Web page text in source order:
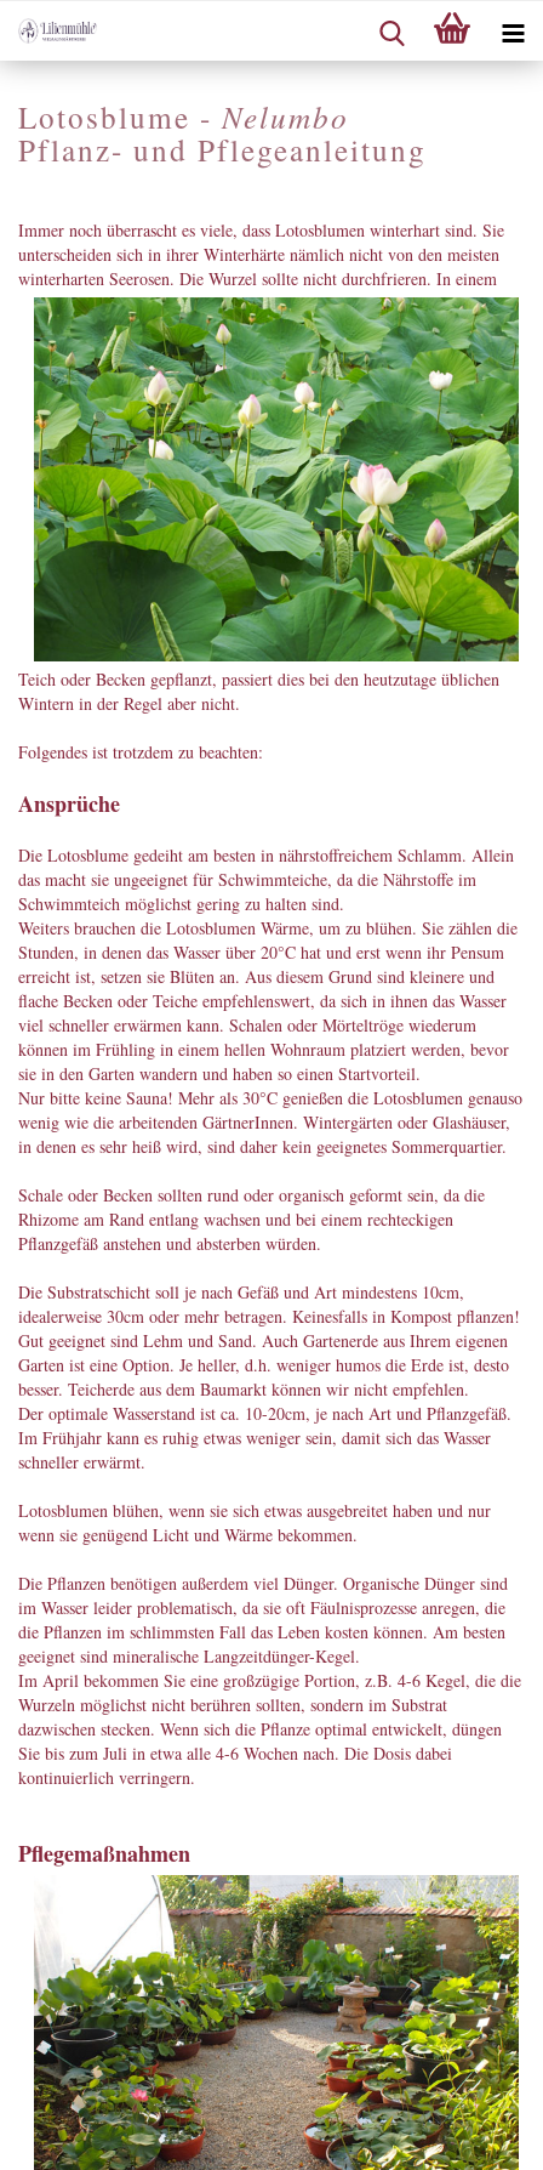
Lotosblume -Nelumbo
Pflanz- und Pflegeanleitung
Immer noch überrascht es viele, dass Lotosblumen winterhart sind. Sie
unterscheiden sich in ihrer Winterhärte nämlich nicht von den meisten
winterharten Seerosen. Die Wurzel sollte nicht durchfrieren. In einem
Teich oder Becken gepflanzt, passiert dies bei den heutzutage üblichen
Wintern in der Regel aber nicht.
Folgendes ist trotzdem zu beachten:
Ansprüche
Die Lotosblume gedeiht am besten in nährstoffreichem Schlamm. Allein
das macht sie ungeeignet für Schwimmteiche, da die Nährstoffe im
Schwimmteich möglichst gering zu halten sind.
Weiters brauchen die Lotosblumen Wärme, um zu blühen. Sie zählen die
Stunden, in denen das Wasser über 20°C hat und erst wenn ihr Pensum
erreicht ist, setzen sie Blüten an. Aus diesem Grund sind kleinere und
flache Becken oder Teiche empfehlenswert, da sich in ihnen das Wasser
viel schneller erwärmen kann. Schalen oder Mörteltröge wiederum
können im Frühling in einem hellen Wohnraum platziert werden, bevor
sie in den Garten wandern und haben so einen Startvorteil.
Nur bitte keine Sauna! Mehr als 30°C genießen die Lotosblumen genauso
wenig wie die arbeitenden GärtnerInnen. Wintergärten oder Glashäuser,
in denen es sehr heiß wird, sind daher kein geeignetes Sommerquartier.
Schale oder Becken sollten rund oder organisch geformt sein, da die
Rhizome am Rand entlang wachsen und bei einem rechteckigen
Pflanzgefäß anstehen und absterben würden.
Die Substratschicht soll je nach Gefäß und Art mindestens 10cm,
idealerweise 30cm oder mehr betragen. Keinesfalls in Kompost pflanzen!
Gut geeignet sind Lehm und Sand. Auch Gartenerde aus Ihrem eigenen
Garten ist eine Option. Je heller, d.h. weniger humos die Erde ist, desto
besser. Teicherde aus dem Baumarkt können wir nicht empfehlen.
Der optimale Wasserstand ist ca. 10-20cm, je nach Art und Pflanzgefäß.
Im Frühjahr kann es ruhig etwas weniger sein, damit sich das Wasser
schneller erwärmt.
Lotosblumen blühen, wenn sie sich etwas ausgebreitet haben und nur
wenn sie genügend Licht und Wärme bekommen.
Die Pflanzen benötigen außerdem viel Dünger. Organische Dünger sind
im Wasser leider problematisch, da sie oft Fäulnisprozesse anregen, die
die Pflanzen im schlimmsten Fall das Leben kosten können. Am besten
geeignet sind mineralische Langzeitdünger-Kegel.
Im April bekommen Sie eine großzügige Portion, z.B. 4-6 Kegel, die die
Wurzeln möglichst nicht berühren sollten, sondern im Substrat
dazwischen stecken. Wenn sich die Pflanze optimal entwickelt, düngen
Sie bis zum Juli in etwa alle 4-6 Wochen nach. Die Dosis dabei
kontinuierlich verringern.
Pflegemaßnahmen